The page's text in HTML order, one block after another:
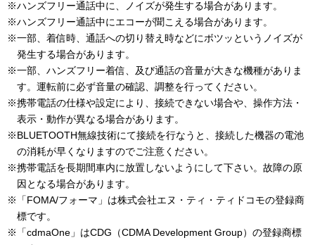
※ハンズフリー通話中に、ノイズが発生する場合があります。
※ハンズフリー通話中にエコーが聞こえる場合があります。
※一部、着信時、通話への切り替え時などにボツッというノイズが
発生する場合があります。
※一部、ハンズフリー着信、及び通話の音量が大きな機種がありま
す。運転前に必ず音量の確認、調整を行ってください。
※携帯電話の仕様や設定により、接続できない場合や、操作方法・
表示・動作が異なる場合があります。
※BLUETOOTH無線技術にて接続を行なうと、接続した機器の電池
の消耗が早くなりますのでご注意ください。
※携帯電話を長期間車内に放置しないようにして下さい。故障の原
因となる場合があります。
※「FOMA/フォーマ」は株式会社エヌ・ティ・ティドコモの登録商
標です。
※「cdmaOne」はCDG（CDMA Development Group）の登録商標